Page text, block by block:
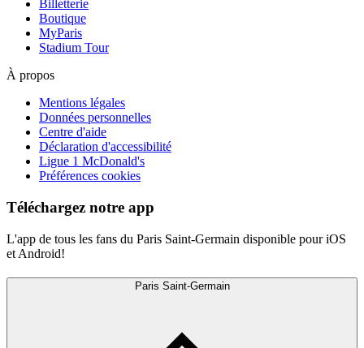
Billetterie
Boutique
MyParis
Stadium Tour
À propos
Mentions légales
Données personnelles
Centre d'aide
Déclaration d'accessibilité
Ligue 1 McDonald's
Préférences cookies
Téléchargez notre app
L'app de tous les fans du Paris Saint-Germain disponible pour iOS
et Android!
Paris Saint-Germain